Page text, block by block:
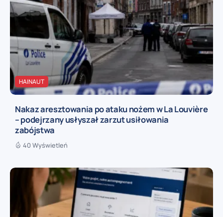
HAINAUT
Nakaz aresztowania po ataku nożem w La Louvière
– podejrzany usłyszał zarzut usiłowania
zabójstwa
40 Wyświetleń